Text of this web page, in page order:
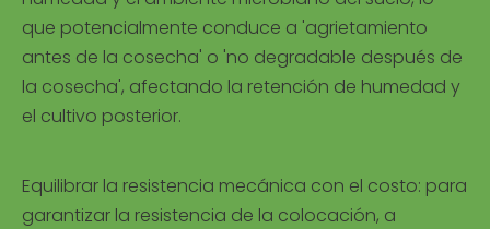
que potencialmente conduce a 'agrietamiento
antes de la cosecha' o 'no degradable después de
la cosecha', afectando la retención de humedad y
el cultivo posterior.
Equilibrar la resistencia mecánica con el costo: para
garantizar la resistencia de la colocación, a